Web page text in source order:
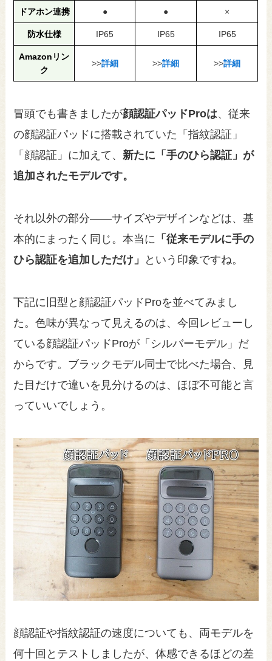
ドアホン連携 ● ● ×
防水仕様 IP65 IP65 IP65
Amazonリン
ク
>>詳細 >>詳細 >>詳細
冒頭でも書きましたが顔認証パッドProは、従来
の顔認証パッドに搭載されていた「指紋認証」
「顔認証」に加えて、新たに「手のひら認証」が
追加されたモデルです。
それ以外の部分――サイズやデザインなどは、基
本的にまったく同じ。本当に 「従来モデルに手の
ひら認証を追加しただけ」
という印象ですね。
下記に旧型と顔認証パッドProを並べてみまし
た。色味が異なって見えるのは、今回レビューし
ている顔認証パッドProが「シルバーモデル」だ
からです。ブラックモデル同士で比べた場合、見
た目だけで違いを見分けるのは、ほぼ不可能と言
っていいでしょう。
顔認証や指紋認証の速度についても、両モデルを
何十回とテストしましたが、体感できるほどの差